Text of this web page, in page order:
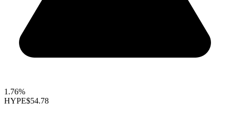
1.76%
HYPE$54.78